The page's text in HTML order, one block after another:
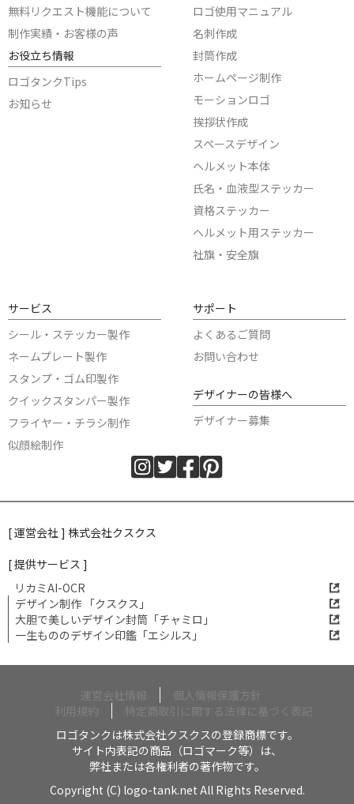
無料リクエスト機能について
制作実績・お客様の声
お役立ち情報
ロゴタンクTips
お知らせ
ロゴ使用マニュアル
名刺作成
封筒作成
ホームページ制作
モーションロゴ
挨拶状作成
スペースデザイン
ヘルメット本体
氏名・血液型ステッカー
資格ステッカー
ヘルメット用ステッカー
社旗・安全旗
サービス
シール・ステッカー製作
ネームプレート製作
スタンプ・ゴム印製作
クイックスタンパー製作
フライヤー・チラシ制作
似顔絵制作
サポート
よくあるご質問
お問い合わせ
デザイナーの皆様へ
デザイナー募集
[ 運営会社 ] 株式会社クスクス
[ 提供サービス ]
リカミAI-OCR
デザイン制作 「クスクス」
大胆で美しいデザイン封筒「チャミロ」
一生もののデザイン印鑑「エシルス」
運営会社情報
個人情報保護方針
利用規約
特定商取引に関する法律に基づく表記
ロゴタンクは株式会社クスクスの登録商標です。
サイト内表記の商品（ロゴマーク等）は、
弊社または各権利者の著作物です。
Copyright (C) logo-tank.net All Rights Reserved.